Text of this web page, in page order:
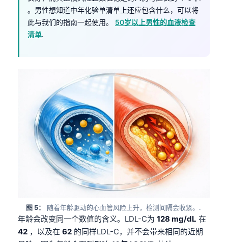
。男性想知道中年化验单清单上还应包含什么，可以将
此与我们的指南一起使用。 50岁以上男性的血液检查
清单.
图 5： 随着年龄驱动的心血管风险上升，检测间隔会收紧。.
年龄会改变同一个数值的含义。LDL-C为 128 mg/dL 在
42 ，以及在 62 的同样LDL-C，并不会带来相同的近期